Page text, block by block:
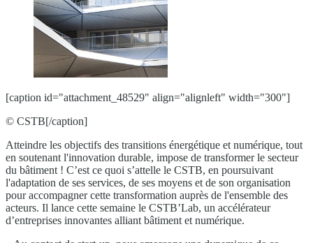
[caption id="attachment_48529" align="alignleft" width="300"]
© CSTB[/caption]
Atteindre les objectifs des transitions énergétique et numérique, tout
en soutenant l'innovation durable, impose de transformer le secteur
du bâtiment ! C’est ce quoi s’attelle le CSTB, en poursuivant
l'adaptation de ses services, de ses moyens et de son organisation
pour accompagner cette transformation auprès de l'ensemble des
acteurs. Il lance cette semaine le CSTB’Lab, un accélérateur
d’entreprises innovantes alliant bâtiment et numérique.